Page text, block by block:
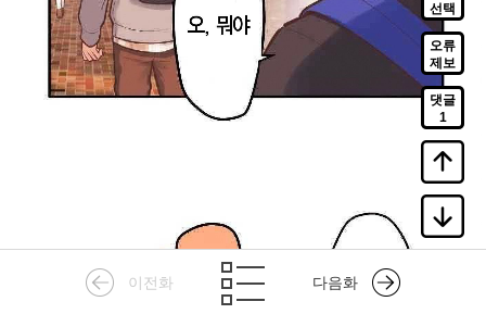
이전화 다음화
선택
오류
제보
댓글
1